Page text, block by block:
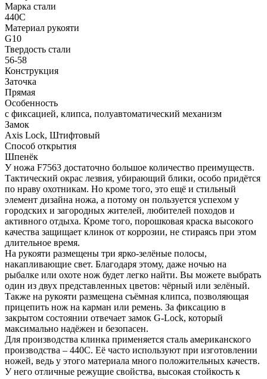
Марка стали
440C
Материал рукояти
G10
Твердость стали
56-58
Конструкция
Заточка
Прямая
Особенность
с фиксацией, клипса, полуавтоматический механизм
Замок
Axis Lock, Штифтовый
Способ открытия
Шпенёк
У ножа F7563 достаточно большое количество преимуществ.
Тактический окрас лезвия, убирающий блики, особо придётся
по нраву охотникам. Но кроме того, это ещё и стильный
элемент дизайна ножа, а потому он пользуется успехом у
городских и загородных жителей, любителей походов и
активного отдыха. Кроме того, порошковая краска высокого
качества защищает клинок от коррозии, не стираясь при этом
длительное время.
На рукояти размещены три ярко-зелёные полосы,
накапливающие свет. Благодаря этому, даже ночью на
рыбалке или охоте нож будет легко найти. Вы можете выбрать
один из двух представленных цветов: чёрный или зелёный.
Также на рукояти размещена съёмная клипса, позволяющая
прицепить нож на карман или ремень. За фиксацию в
закрытом состоянии отвечает замок G-Lock, который
максимально надёжен и безопасен.
Для производства клинка применяется сталь американского
производства – 440С. Её часто используют при изготовлении
ножей, ведь у этого материала много положительных качеств.
У него отличные режущие свойства, высокая стойкость к